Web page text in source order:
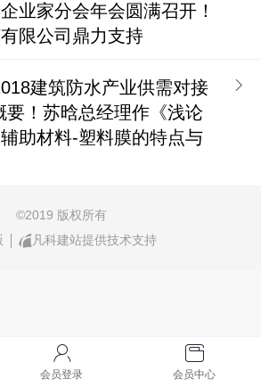
业家分会年会圆满召开！
限公司鼎力支持
建筑防水产业供需对接
要！苏晗总经理作《浅论
助材料-塑料膜的特点与
©2019 版权所有
凡科建站提供技术支持
会员登录 会员中心